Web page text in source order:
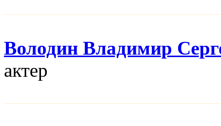
Володин Владимир
актер